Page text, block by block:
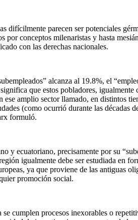
difícilmente parecen ser potenciales
por conceptos milenaristas y hasta
con las derechas nacionales.
alcanza al 19.8%, el
que estos pobladores,
ese amplio sector llamado, en distintos
(como ocurrió durante las
formuló.
y ecuatoriano, precisamente por su
igualmente debe ser estudiada en
ya que proviene de las antiguas
promoción social.
cumplen procesos inexorables o